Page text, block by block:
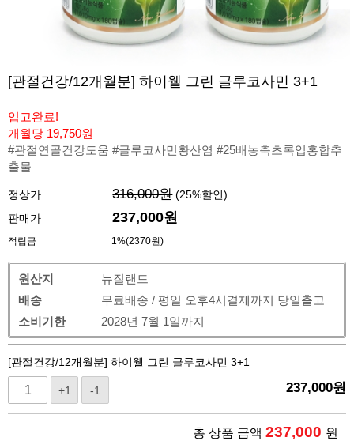
[관절건강/12개월분] 하이웰 그린 글루코사민 3+1
입고완료!
개월당 19,750원
#관절연골건강도움 #글루코사민황산염 #25배농축초록입홍합추
출물
정상가 316,000원 (25%할인)
판매가
237,000원
적립금 1%(2370원)
원산지
뉴질랜드
배송
무료배송 / 평일 오후4시결제까지 당일출고
소비기한
2028년 7월 1일까지
[관절건강/12개월분] 하이웰 그린 글루코사민 3+1
+1 -1 237,000원
총 상품 금액 237,000 원